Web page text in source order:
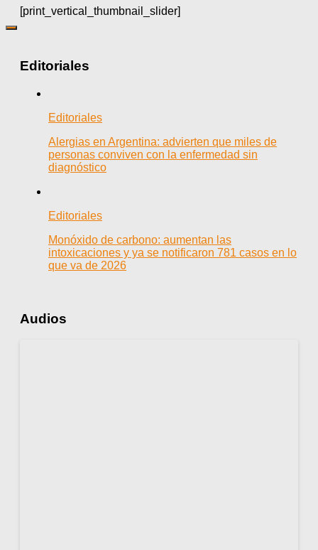
[print_vertical_thumbnail_slider]
Editoriales
Editoriales
Alergias en Argentina: advierten que miles de
personas conviven con la enfermedad sin
diagnóstico
Editoriales
Monóxido de carbono: aumentan las
intoxicaciones y ya se notificaron 781 casos en lo
que va de 2026
Audios